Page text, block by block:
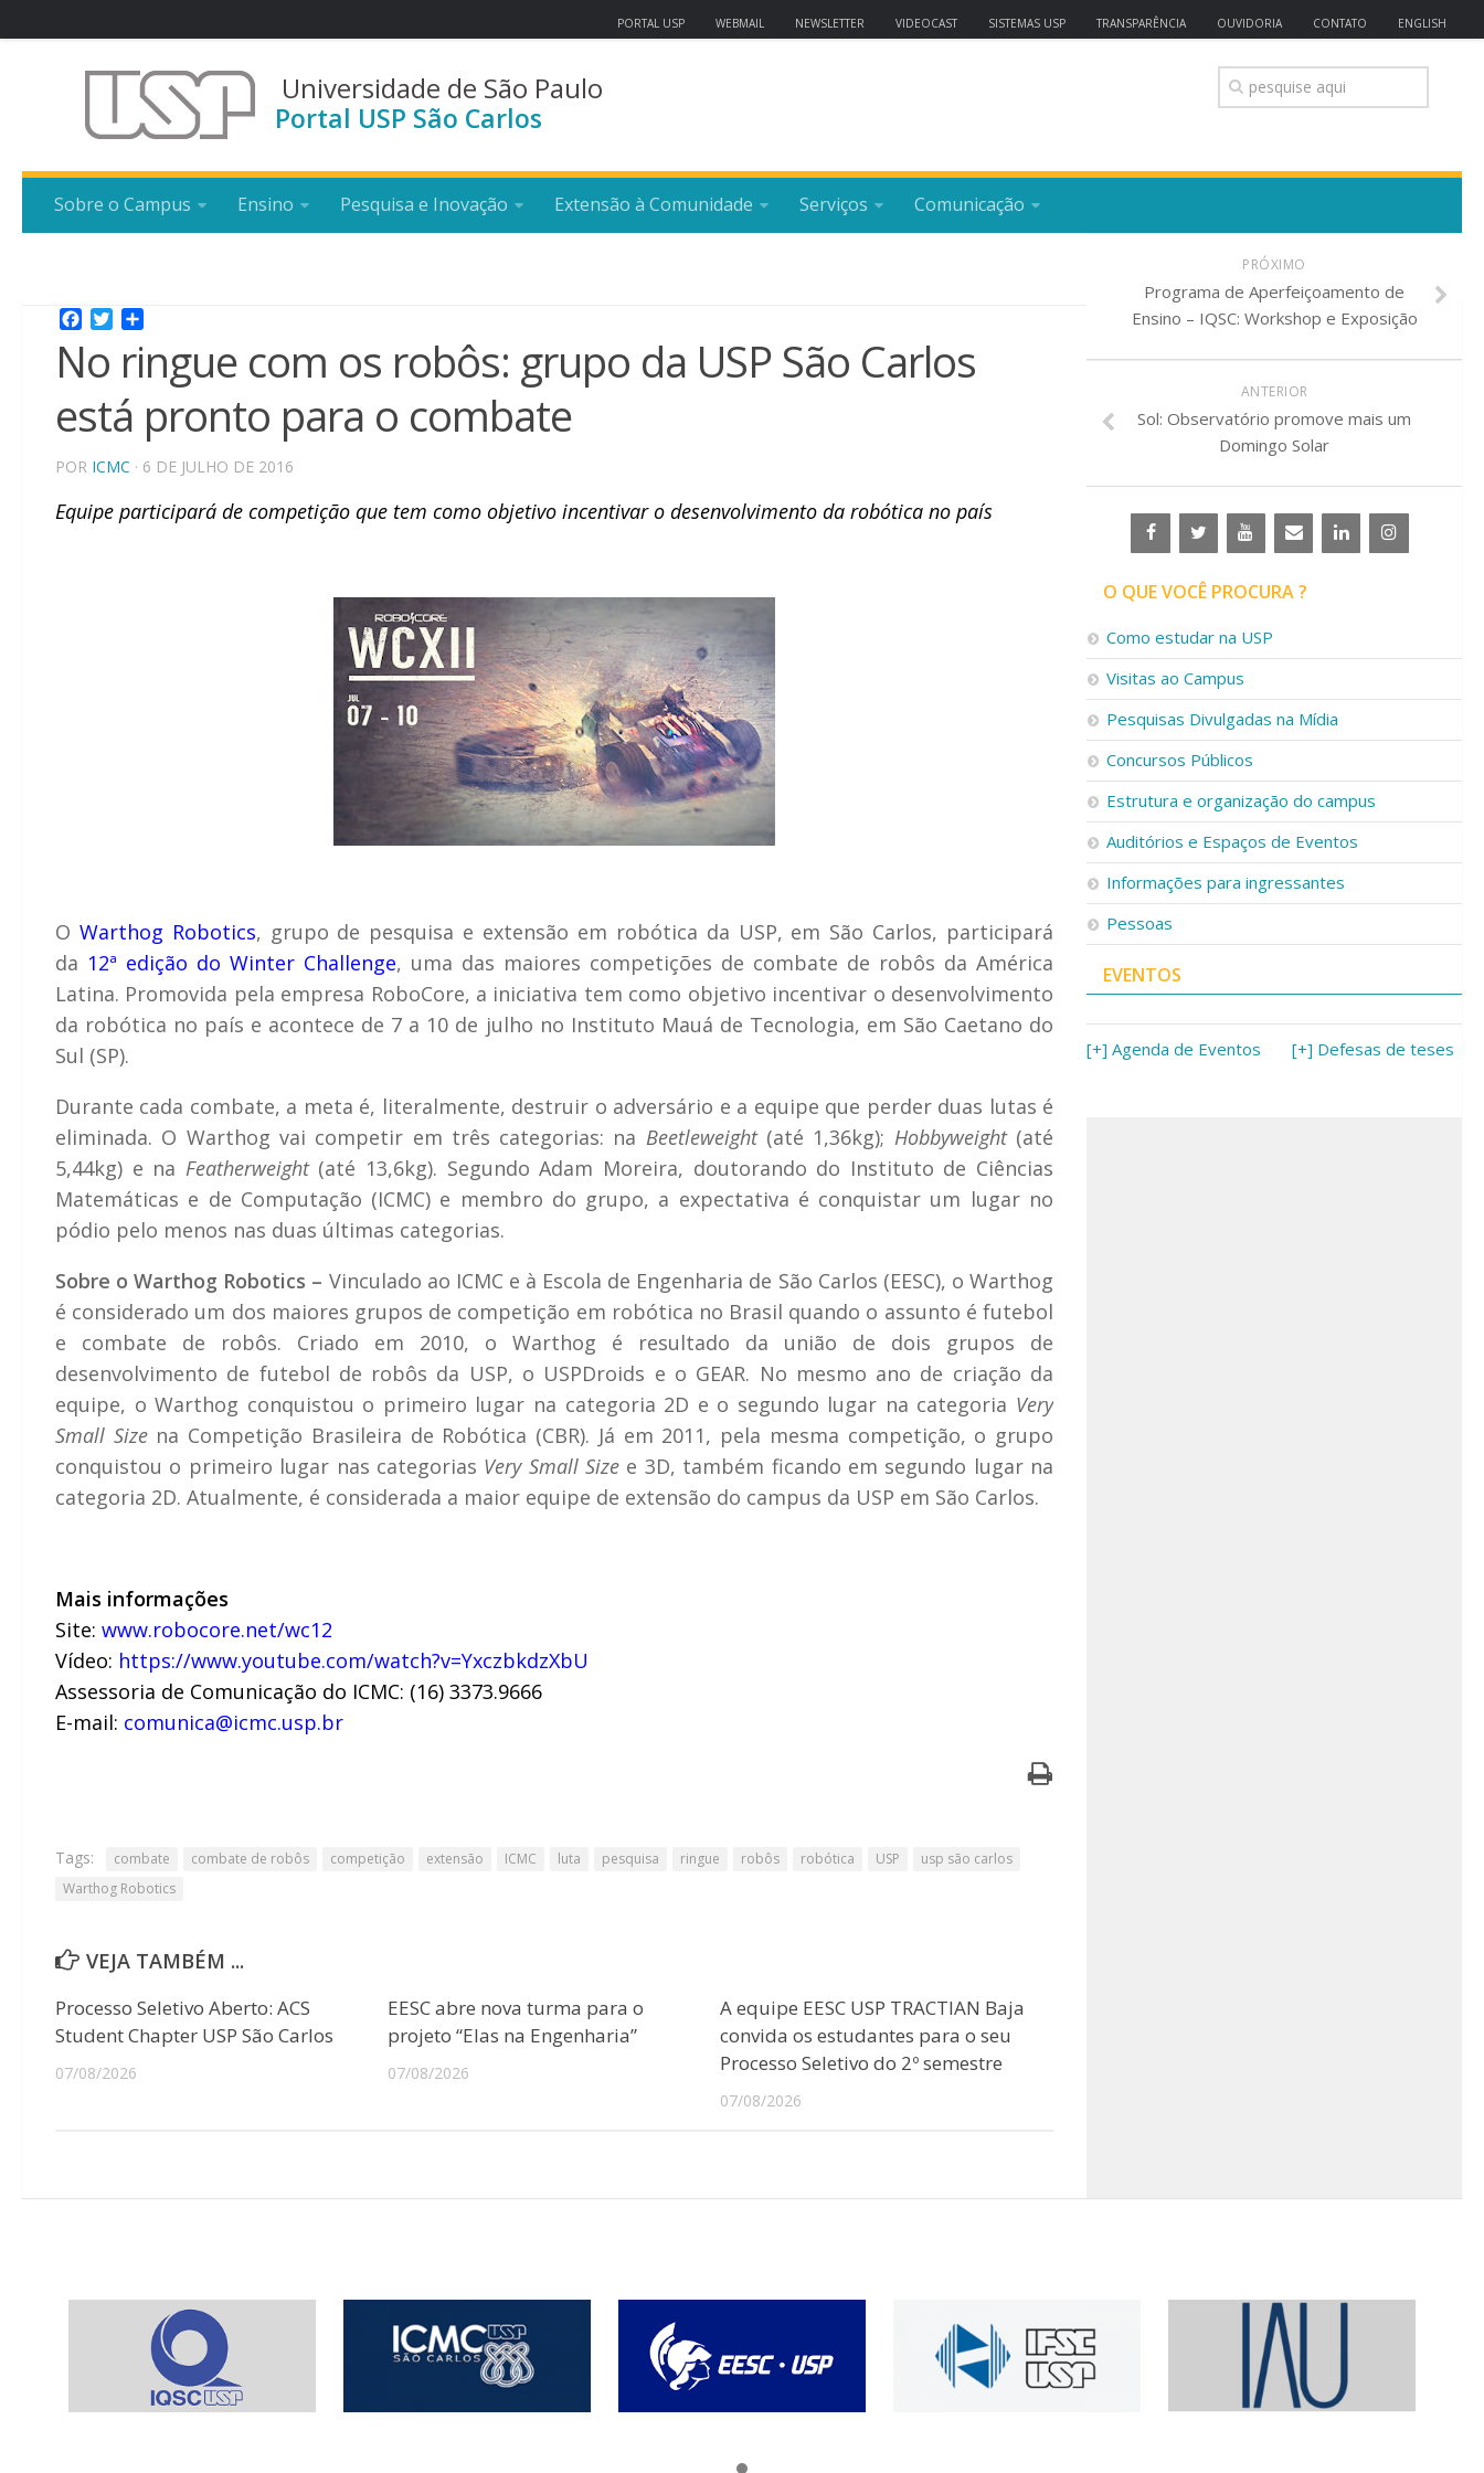
PORTAL USP WEBMAIL NEWSLETTER VIDEOCAST SISTEMAS USP TRANSPARÊNCIA OUVIDORIA CONTATO ENGLISH
Universidade de São Paulo
Portal USP São Carlos
Sobre o Campus Ensino Pesquisa e Inovação Extensão à Comunidade Serviços Comunicação
Facebook
Twitter
No ringue com os robôs: grupo da USP São Carlos
está pronto para o combate
POR ICMC · 6 DE JULHO DE 2016
Equipe participará de competição que tem como objetivo incentivar o desenvolvimento da robótica no país
O Warthog Robotics, grupo de pesquisa e extensão em robótica da USP, em São Carlos, participará
da 12ª edição do Winter Challenge, uma das maiores competições de combate de robôs da América
Latina. Promovida pela empresa RoboCore, a iniciativa tem como objetivo incentivar o desenvolvimento
da robótica no país e acontece de 7 a 10 de julho no Instituto Mauá de Tecnologia, em São Caetano do
Sul (SP).
Durante cada combate, a meta é, literalmente, destruir o adversário e a equipe que perder duas lutas é
eliminada. O Warthog vai competir em três categorias: na Beetleweight (até 1,36kg); Hobbyweight (até
5,44kg) e na Featherweight(até 13,6kg). Segundo Adam Moreira, doutorando do Instituto de Ciências
Matemáticas e de Computação (ICMC) e membro do grupo, a expectativa é conquistar um lugar no
pódio pelo menos nas duas últimas categorias.
Sobre o Warthog Robotics – Vinculado ao ICMC e à Escola de Engenharia de São Carlos (EESC), o Warthog
é considerado um dos maiores grupos de competição em robótica no Brasil quando o assunto é futebol
e combate de robôs. Criado em 2010, o Warthog é resultado da união de dois grupos de
desenvolvimento de futebol de robôs da USP, o USPDroids e o GEAR. No mesmo ano de criação da
equipe, o Warthog conquistou o primeiro lugar na categoria 2D e o segundo lugar na categoria Very
Small Sizena Competição Brasileira de Robótica (CBR). Já em 2011, pela mesma competição, o grupo
conquistou o primeiro lugar nas categorias Very Small Size e 3D, também ficando em segundo lugar na
categoria 2D. Atualmente, é considerada a maior equipe de extensão do campus da USP em São Carlos.
Mais informações
Site: www.robocore.net/wc12
Vídeo: https://www.youtube.com/watch?v=YxczbkdzXbU
Assessoria de Comunicação do ICMC: (16) 3373.9666
E-mail: comunica@icmc.usp.br
Tags: combate combate de robôs competição extensão ICMC luta pesquisa ringue robôs robótica USP
usp são carlos
Warthog Robotics
VEJA TAMBÉM ...
Processo Seletivo Aberto: ACS
Student Chapter USP São Carlos
07/08/2026
EESC abre nova turma para o
projeto “Elas na Engenharia”
07/08/2026
A equipe EESC USP TRACTIAN Baja
convida os estudantes para o seu
Processo Seletivo do 2º semestre
07/08/2026
PRÓXIMO
Programa de Aperfeiçoamento de
Ensino – IQSC: Workshop e Exposição
ANTERIOR
Sol: Observatório promove mais um
Domingo Solar
O QUE VOCÊ PROCURA ?
Como estudar na USP
Visitas ao Campus
Pesquisas Divulgadas na Mídia
Concursos Públicos
Estrutura e organização do campus
Auditórios e Espaços de Eventos
Informações para ingressantes
Pessoas
EVENTOS
[+] Agenda de Eventos [+] Defesas de teses